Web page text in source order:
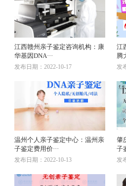
江西赣州亲子鉴定咨询机构：康
华基因DNA···
发布日期：2022-10-17
江
腾
发
温州个人亲子鉴定中心：温州亲
子鉴定费用价···
发布日期：2022-10-13
肇
子
发